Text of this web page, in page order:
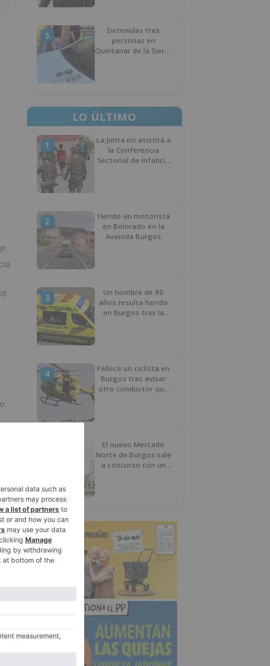
y
5
Detenidas tres
personas en
Quintanar de la Sierra
LO ÚLTIMO
1
La Junta no asistirá a
la Conferencia
Sectorial de Infancia
2
Herido un motorista
en Belorado en la
Avenida Burgos
3
Un hombre de 80
años resulta herido
en Burgos tras la
4
Fallece un ciclista en
Burgos tras avisar
otro conductor que
El nuevo Mercado
Norte de Burgos sale
a concurso con un